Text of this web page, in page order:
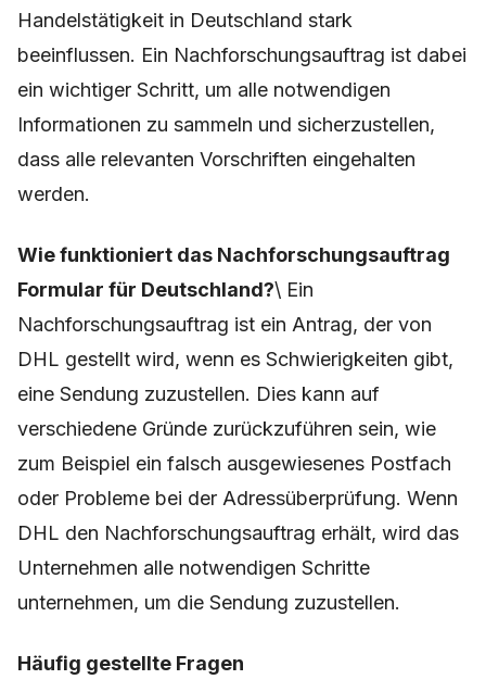
Handelstätigkeit in Deutschland stark
beeinflussen. Ein Nachforschungsauftrag ist dabei
ein wichtiger Schritt, um alle notwendigen
Informationen zu sammeln und sicherzustellen,
dass alle relevanten Vorschriften eingehalten
werden.
Wie funktioniert das Nachforschungsauftrag
Formular für Deutschland?\ Ein
Nachforschungsauftrag ist ein Antrag, der von
DHL gestellt wird, wenn es Schwierigkeiten gibt,
eine Sendung zuzustellen. Dies kann auf
verschiedene Gründe zurückzuführen sein, wie
zum Beispiel ein falsch ausgewiesenes Postfach
oder Probleme bei der Adressüberprüfung. Wenn
DHL den Nachforschungsauftrag erhält, wird das
Unternehmen alle notwendigen Schritte
unternehmen, um die Sendung zuzustellen.
Häufig gestellte Fragen